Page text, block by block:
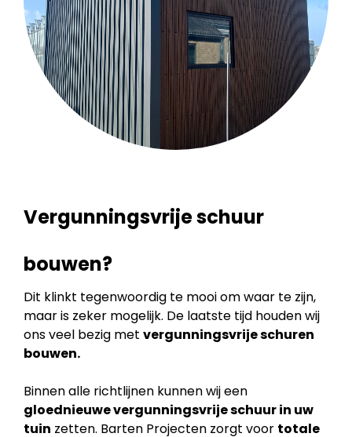
Vergunningsvrije schuur
bouwen?
Dit klinkt tegenwoordig te mooi om waar te zijn,
maar is zeker mogelijk. De laatste tijd houden wij
ons veel bezig met vergunningsvrije schuren
bouwen.
Binnen alle richtlijnen kunnen wij een
gloednieuwe vergunningsvrije schuur in uw
tuin zetten. Barten Projecten zorgt voor totale